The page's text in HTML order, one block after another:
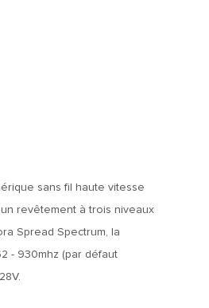
sans fil haute vitesse
revêtement à trois niveaux
Spread Spectrum, la
- 930mhz (par défaut